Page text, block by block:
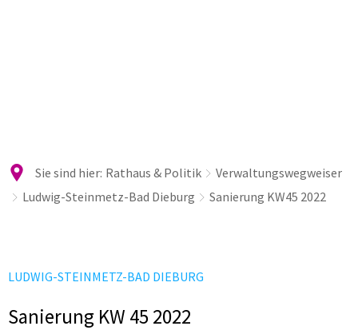
Sie sind hier: Rathaus & Politik
Verwaltungswegweiser
Ludwig-Steinmetz-Bad Dieburg
Sanierung KW45 2022
LUDWIG-STEINMETZ-BAD DIEBURG
Sanierung KW 45 2022